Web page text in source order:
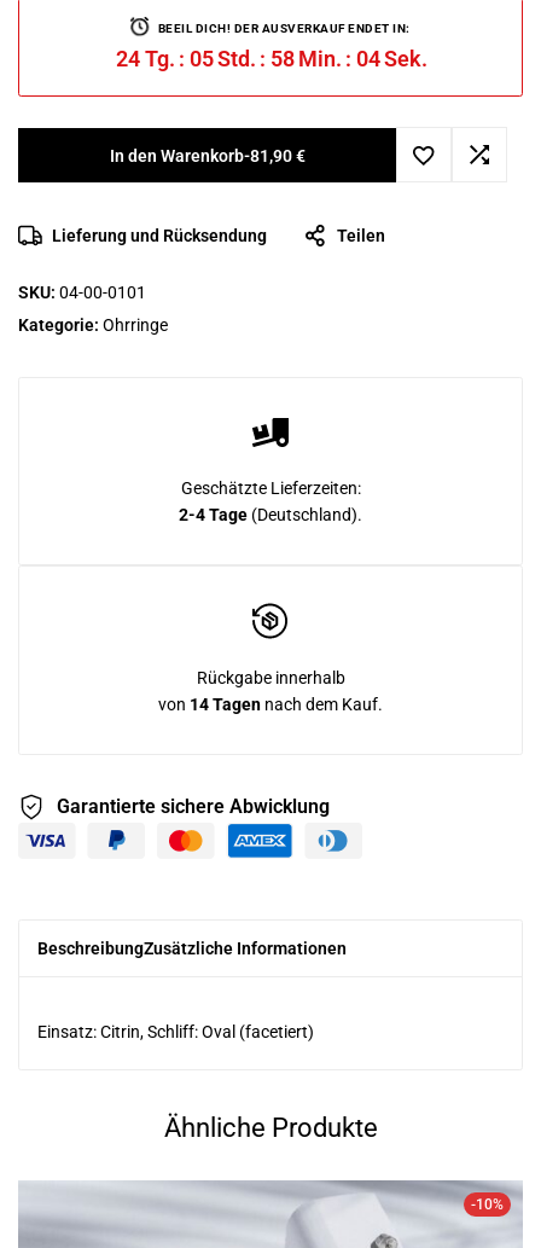
BEEIL DICH! DER AUSVERKAUF ENDET IN:
24Tg. : 05Std. : 58Min. : 04Sek.
In den Warenkorb-81,90€
Lieferung und Rücksendung Teilen
SKU: 04-00-0101
Kategorie: Ohrringe
Geschätzte Lieferzeiten:
2-4 Tage (Deutschland).
Rückgabe innerhalb
von 14 Tagen nach dem Kauf.
Garantierte sichere Abwicklung
BeschreibungZusätzliche Informationen
Einsatz: Citrin, Schliff: Oval (facetiert)
Ähnliche Produkte
-10%